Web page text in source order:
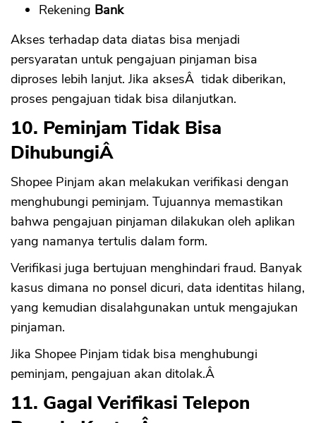
Rekening Bank
Akses terhadap data diatas bisa menjadi
persyaratan untuk pengajuan pinjaman bisa
diproses lebih lanjut. Jika aksesÂ tidak diberikan,
proses pengajuan tidak bisa dilanjutkan.
10. Peminjam Tidak Bisa
DihubungiÂ
Shopee Pinjam akan melakukan verifikasi dengan
menghubungi peminjam. Tujuannya memastikan
bahwa pengajuan pinjaman dilakukan oleh aplikan
yang namanya tertulis dalam form.
Verifikasi juga bertujuan menghindari fraud. Banyak
kasus dimana no ponsel dicuri, data identitas hilang,
yang kemudian disalahgunakan untuk mengajukan
pinjaman.
Jika Shopee Pinjam tidak bisa menghubungi
peminjam, pengajuan akan ditolak.Â
11. Gagal Verifikasi Telepon